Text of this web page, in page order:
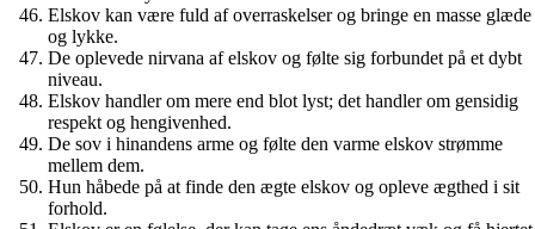
Elskov kan være fuld af overraskelser og bringe en masse glæde
og lykke.
De oplevede nirvana af elskov og følte sig forbundet på et dybt
niveau.
Elskov handler om mere end blot lyst; det handler om gensidig
respekt og hengivenhed.
De sov i hinandens arme og følte den varme elskov strømme
mellem dem.
Hun håbede på at finde den ægte elskov og opleve ægthed i sit
forhold.